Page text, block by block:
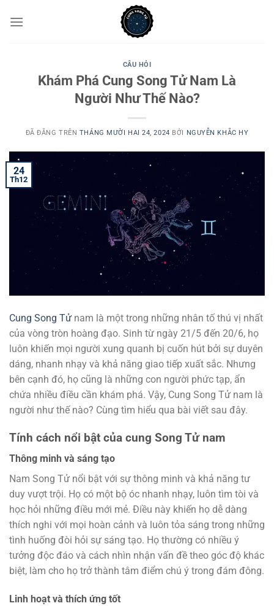
đến
CÂU HỎI
Khám Phá Cung Song Tử Nam Là
Người Như Thế Nào?
ĐÃ ĐĂNG TRÊN THÁNG MƯỜI HAI 24, 2024 BỞI NGUYỄN KHẮC HY
24
Th12
Cung Song Tử nam là một trong những nhân tố thú vị nhất
của vòng tròn hoàng đạo. Sinh từ ngày 21/5 đến 20/6, họ
luôn khiến mọi người xung quanh bị cuốn hút bởi sự duyên
dáng, nhanh nhạy và khả năng giao tiếp xuất sắc. Nhưng
bên cạnh đó, họ cũng là những con người phức tạp, ẩn
chứa nhiều điều cần khám phá. Vậy, Cung Song Tử nam là
người như thế nào? Cùng tìm hiểu qua bài viết sau đây.
Tính cách nổi bật của cung Song Tử nam
Thông minh và sáng tạo
Nam Song Tử nổi bật với sự thông minh và khả năng tư
duy vượt trội. Họ có một bộ óc nhanh nhạy, luôn tìm tòi và
học hỏi những điều mới mẻ. Điều này khiến họ dễ dàng
thích nghi với mọi hoàn cảnh và luôn tỏa sáng trong những
tình huống đòi hỏi sự sáng tạo. Họ thường có nhiều ý
tưởng độc đáo và cách nhìn nhận vấn đề theo góc độ khác
biệt, làm cho họ trở thành tâm điểm chú ý trong đám đông.
Linh hoạt và thích ứng tốt